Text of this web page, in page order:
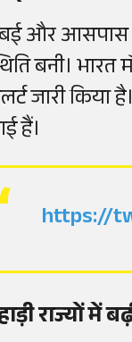
और आसपास
बनी।
जारी किया
हैं।
https://
राज्यों में